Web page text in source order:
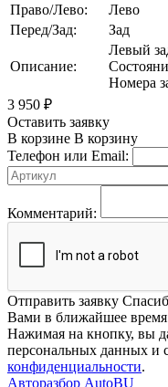
Право/Лево:
Лево
Перед/Зад:
Зад
Описание:
Левый
Номера
3 950 ₽
Оставить заявку
В корзине В корзину
Телефон или Email:
Комментарий:
Отправить заявку
Вами в ближайшее
Нажимая на кнопку, вы
персональных данных и
конфиденциальности.
Авторазбор AutoBU